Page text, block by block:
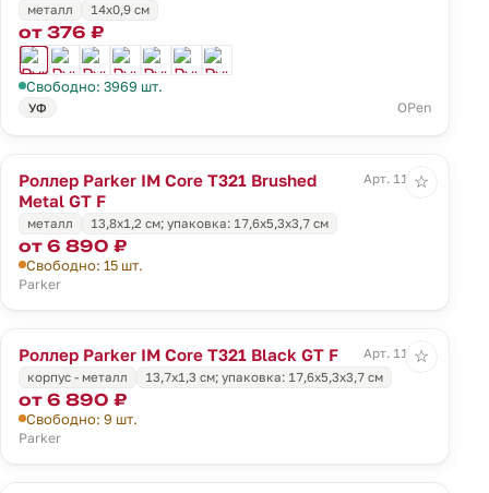
металл 14х0,9 см
от 376 ₽
Свободно: 3969 шт.
УФ OPen
Роллер Parker IM Core T321 Brushed
Metal GT F
Арт. 11928
металл 13,8x1,2 см; упаковка: 17,6x5,3x3,7 см
от 6 890 ₽
Свободно: 15 шт.
Parker
☆
Роллер Parker IM Core T321 Black GT F
Арт. 11929
корпус - металл
13,7x1,3 см; упаковка: 17,6x5,3x3,7 см
от 6 890 ₽
Свободно: 9 шт.
Parker
☆